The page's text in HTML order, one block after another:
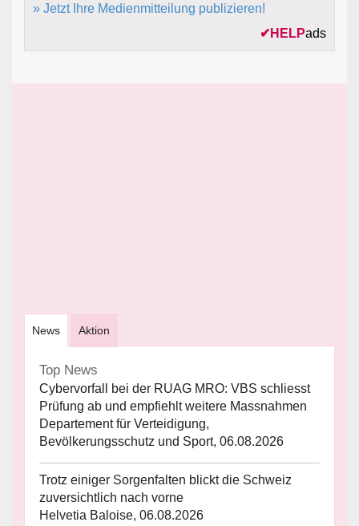
» Jetzt Ihre Medienmitteilung publizieren!
✔ HELPads
News Aktion
Top News
Cybervorfall bei der RUAG MRO: VBS schliesst
Prüfung ab und empfiehlt weitere Massnahmen
Departement für Verteidigung,
Bevölkerungsschutz und Sport, 06.08.2026
Trotz einiger Sorgenfalten blickt die Schweiz
zuversichtlich nach vorne
Helvetia Baloise, 06.08.2026